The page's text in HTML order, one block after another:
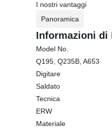
I nostri vantaggi
Panoramica
Informazioni di
Model No.
Q195, Q235B, A653
Digitare
Saldato
Tecnica
ERW
Materiale